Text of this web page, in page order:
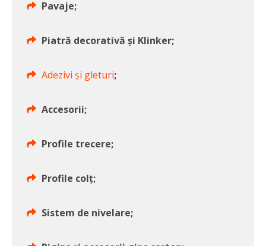
Pavaje;
Piatră decorativă și Klinker;
Adezivi și gleturi;
Accesorii;
Profile trecere;
Profile colț;
Sistem de nivelare;